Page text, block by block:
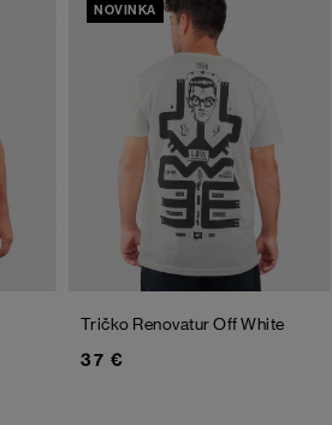
NOVINKA
Tričko RenovaturOff White
37 €